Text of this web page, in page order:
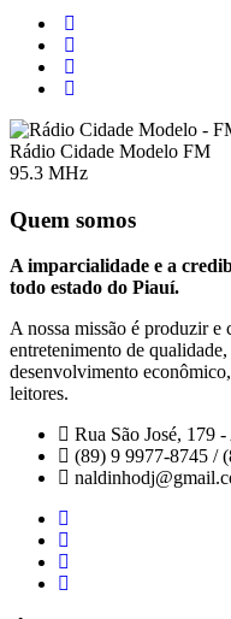
Rádio Cidade Modelo FM
95.3 MHz
Quem somos
A imparcialidade e a
todo estado do Piauí.
A nossa missão é produzir
entretenimento de
desenvolvimento
leitores.
Rua São José, 179
(89) 9 9977-8745 /